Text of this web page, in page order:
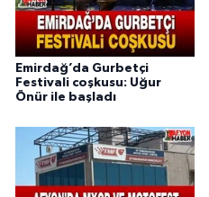
Emirdağ’da Gurbetçi
Festivali coşkusu: Uğur
Önür ile başladı